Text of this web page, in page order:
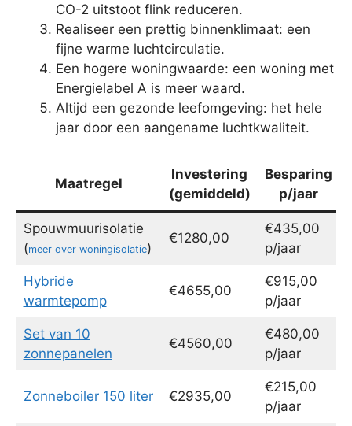
CO-2 uitstoot flink reduceren.
Realiseer een prettig binnenklimaat: een
fijne warme luchtcirculatie.
Een hogere woningwaarde: een woning met
Energielabel A is meer waard.
Altijd een gezonde leefomgeving: het hele
jaar door een aangename luchtkwaliteit.
Maatregel
Investering
(gemiddeld)
Besparing
p/jaar
Spouwmuurisolatie
(meer over woningisolatie)
€1280,00
€435,00
p/jaar
Hybride
warmtepomp
€4655,00
€915,00
p/jaar
Set van 10
zonnepanelen
€4560,00
€480,00
p/jaar
Zonneboiler 150 liter €2935,00
€215,00
p/jaar